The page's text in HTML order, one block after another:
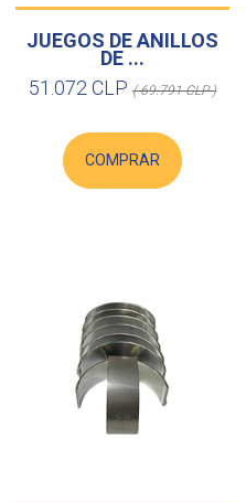
JUEGOS DE ANILLOS
DE ...
51.072 CLP ( 69.791 CLP )
COMPRAR